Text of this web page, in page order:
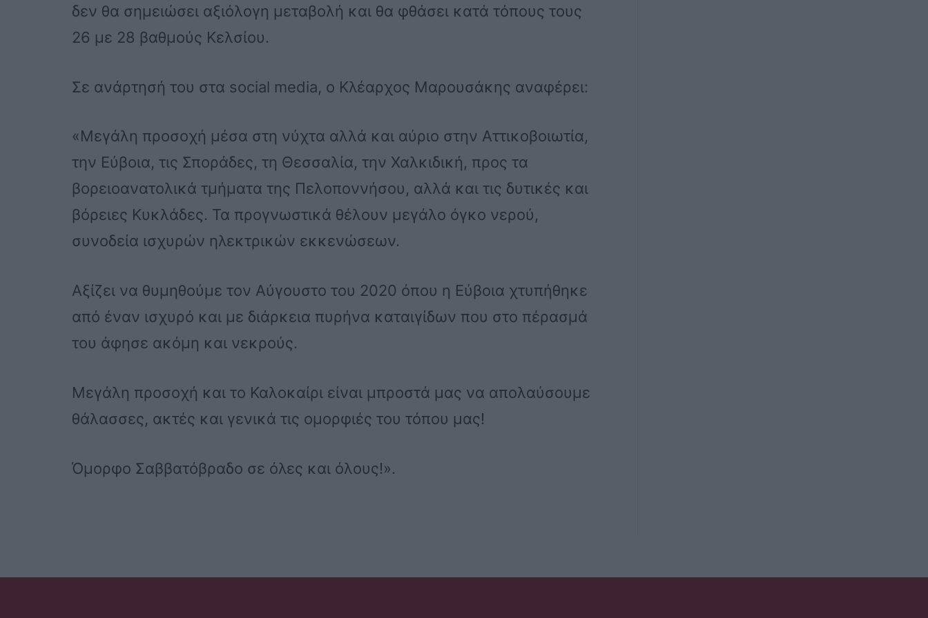
δεν θα σημειώσει αξιόλογη μεταβολή και θα φθάσει κατά τόπους τους
26 με 28 βαθμούς Κελσίου.
Σε ανάρτησή του στα social media, ο Κλέαρχος Μαρουσάκης αναφέρει:
«Μεγάλη προσοχή μέσα στη νύχτα αλλά και αύριο στην Αττικοβοιωτία,
την Εύβοια, τις Σποράδες, τη Θεσσαλία, την Χαλκιδική, προς τα
βορειοανατολικά τμήματα της Πελοποννήσου, αλλά και τις δυτικές και
βόρειες Κυκλάδες. Τα προγνωστικά θέλουν μεγάλο όγκο νερού,
συνοδεία ισχυρών ηλεκτρικών εκκενώσεων.
Αξίζει να θυμηθούμε τον Αύγουστο του 2020 όπου η Εύβοια χτυπήθηκε
από έναν ισχυρό και με διάρκεια πυρήνα καταιγίδων που στο πέρασμά
του άφησε ακόμη και νεκρούς.
Μεγάλη προσοχή και το Καλοκαίρι είναι μπροστά μας να απολαύσουμε
θάλασσες, ακτές και γενικά τις ομορφιές του τόπου μας!
Όμορφο Σαββατόβραδο σε όλες και όλους!».